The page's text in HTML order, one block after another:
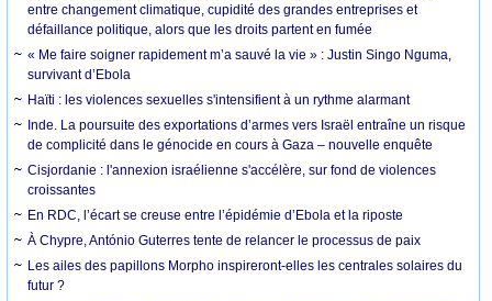
entre changement climatique, cupidité des grandes entreprises et
défaillance politique, alors que les droits partent en fumée
« Me faire soigner rapidement m’a sauvé la vie » : Justin Singo Nguma,
survivant d’Ebola
Haïti : les violences sexuelles s'intensifient à un rythme alarmant
Inde. La poursuite des exportations d’armes vers Israël entraîne un risque
de complicité dans le génocide en cours à Gaza – nouvelle enquête
Cisjordanie : l'annexion israélienne s'accélère, sur fond de violences
croissantes
En RDC, l’écart se creuse entre l’épidémie d’Ebola et la riposte
À Chypre, António Guterres tente de relancer le processus de paix
Les ailes des papillons Morpho inspireront-elles les centrales solaires du
futur ?